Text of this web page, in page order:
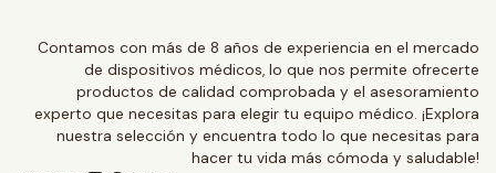
Contamos con más de 8 años de experiencia en el mercado
de dispositivos médicos, lo que nos permite ofrecerte
productos de calidad comprobada y el asesoramiento
experto que necesitas para elegir tu equipo médico. ¡Explora
nuestra selección y encuentra todo lo que necesitas para
hacer tu vida más cómoda y saludable!